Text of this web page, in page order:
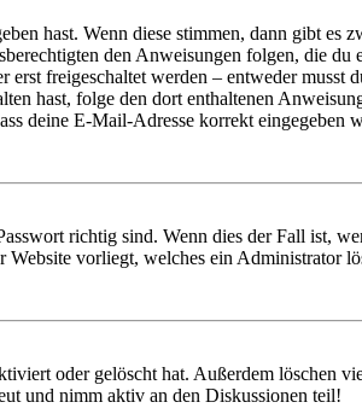
hast. Wenn diese stimmen, dann gibt es
den Anweisungen folgen, die
freigeschaltet werden – entweder musst
hast, folge den dort enthaltenen
deine E-Mail-Adresse korrekt eingegeben
richtig sind. Wenn dies der Fall ist,
vorliegt, welches ein Administrator
oder gelöscht hat. Außerdem löschen
und nimm aktiv an den Diskussionen teil!